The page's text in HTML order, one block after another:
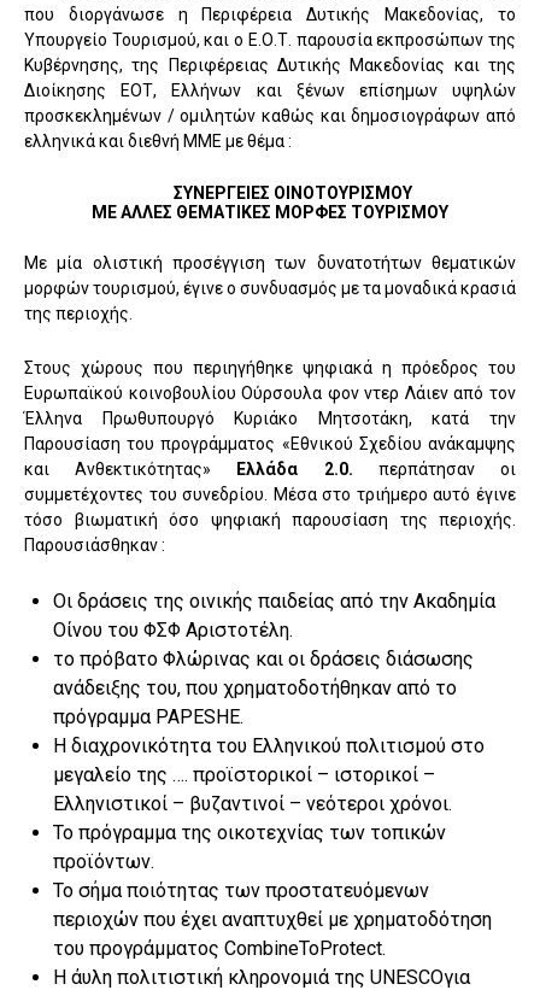
που διοργάνωσε η Περιφέρεια Δυτικής Μακεδονίας, το
Υπουργείο Τουρισμού, και ο Ε.Ο.Τ. παρουσία εκπροσώπων της
Κυβέρνησης, της Περιφέρειας Δυτικής Μακεδονίας και της
Διοίκησης ΕΟΤ, Ελλήνων και ξένων επίσημων υψηλών
προσκεκλημένων / ομιλητών καθώς και δημοσιογράφων από
ελληνικά και διεθνή ΜΜΕ με θέμα :
ΣΥΝΕΡΓΕΙΕΣ ΟΙΝΟΤΟΥΡΙΣΜΟΥ
ΜΕ ΑΛΛΕΣ ΘΕΜΑΤΙΚΕΣ ΜΟΡΦΕΣ ΤΟΥΡΙΣΜΟΥ
Με μία ολιστική προσέγγιση των δυνατοτήτων θεματικών
μορφών τουρισμού, έγινε ο συνδυασμός με τα μοναδικά κρασιά
της περιοχής.
Στους χώρους που περιηγήθηκε ψηφιακά η πρόεδρος του
Ευρωπαϊκού κοινοβουλίου Ούρσουλα φον ντερ Λάιεν από τον
Έλληνα Πρωθυπουργό Κυριάκο Μητσοτάκη, κατά την
Παρουσίαση του προγράμματος «Εθνικού Σχεδίου ανάκαμψης
και Ανθεκτικότητας» Ελλάδα 2.0. περπάτησαν οι
συμμετέχοντες του συνεδρίου. Μέσα στο τριήμερο αυτό έγινε
τόσο βιωματική όσο ψηφιακή παρουσίαση της περιοχής.
Παρουσιάσθηκαν :
Oι δράσεις της οινικής παιδείας από την Ακαδημία
Οίνου του ΦΣΦ Αριστοτέλη.
το πρόβατο Φλώρινας και οι δράσεις διάσωσης
ανάδειξης του, που χρηματοδοτήθηκαν από το
πρόγραμμα PAPESHE.
Η διαχρονικότητα του Ελληνικού πολιτισμού στο
μεγαλείο της …. προϊστορικοί – ιστορικοί –
Ελληνιστικοί – βυζαντινοί – νεότεροι χρόνοι.
Το πρόγραμμα της οικοτεχνίας των τοπικών
προϊόντων.
Το σήμα ποιότητας των προστατευόμενων
περιοχών που έχει αναπτυχθεί με χρηματοδότηση
του προγράμματος CombineToProtect.
Η άυλη πολιτιστική κληρονομιά της UNESCOγια